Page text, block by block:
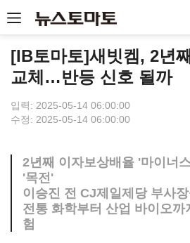
[IB토마토]새빗켐, 2년
교체…반등 신호 될까
입력: 2025-05-14 06:00:00
수정: 2025-05-14 06:00:00
2년째 이자보상배율 '마이너
'목전'
이승진 전 CJ제일제당 부사
전통 화학부터 산업 바이오까
험